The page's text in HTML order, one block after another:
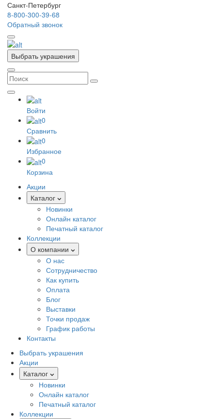
Санкт-Петербург
8-800-300-39-68
Обратный звонок
Выбрать украшения
Войти
0
Сравнить
0
Избранное
0
Корзина
Акции
Каталог
Новинки
Онлайн каталог
Печатный каталог
Коллекции
О компании
О нас
Сотрудничество
Как купить
Оплата
Блог
Выставки
Точки продаж
График работы
Контакты
Выбрать украшения
Акции
Каталог
Новинки
Онлайн каталог
Печатный каталог
Коллекции